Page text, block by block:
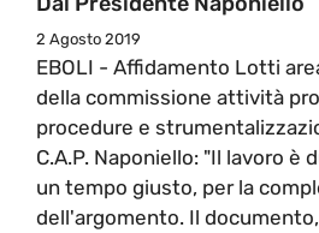
2 Agosto 2019
EBOLI - Affidamento Lotti
della commissione attività
procedure e
C.A.P. Naponiello: "Il lavoro è
un tempo giusto, per la
dell'argomento. Il